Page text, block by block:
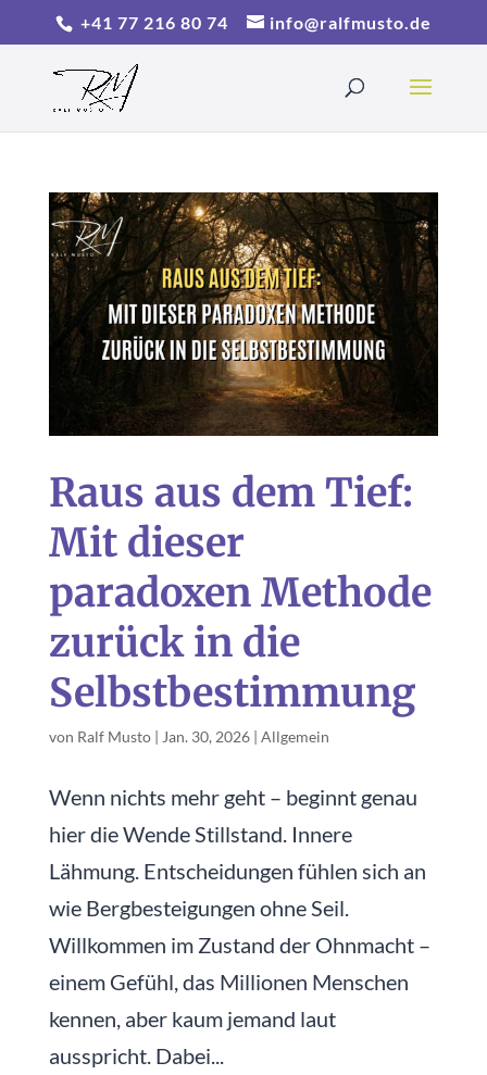
+41 77 216 80 74 info@ralfmusto.de
Raus aus dem Tief:
Mit dieser
paradoxen Methode
zurück in die
Selbstbestimmung
von Ralf Musto| Jan. 30, 2026| Allgemein
Wenn nichts mehr geht – beginnt genau
hier die Wende Stillstand. Innere
Lähmung. Entscheidungen fühlen sich an
wie Bergbesteigungen ohne Seil.
Willkommen im Zustand der Ohnmacht –
einem Gefühl, das Millionen Menschen
kennen, aber kaum jemand laut
ausspricht. Dabei...